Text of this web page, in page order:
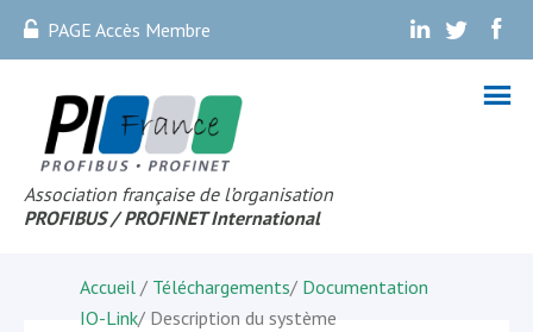
PAGE Accès Membre . . .
Association française de l’organisation
PROFIBUS / PROFINET International
Accueil / Téléchargements/ Documentation
IO-Link/ Description du système